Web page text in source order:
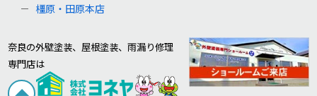
橿原・田原本店
奈良の外壁塗装、屋根塗装、雨漏り修理
専門店は